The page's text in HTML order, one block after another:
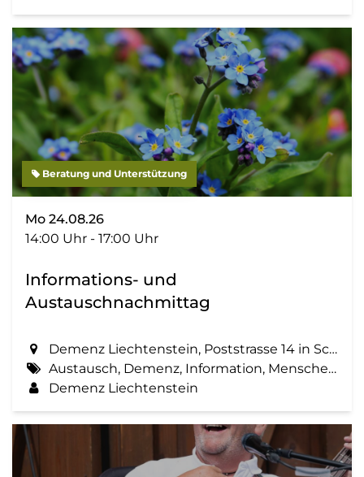
Beratung und Unterstützung
Mo 24.08.26
14:00 Uhr - 17:00 Uhr
Informations- und
Austauschnachmittag
Demenz Liechtenstein, Poststrasse 14 in Schaan
Austausch, Demenz, Information, Menschen mit Demenz, Zemma tua - Senioren gemeinsam aktiv
Demenz Liechtenstein